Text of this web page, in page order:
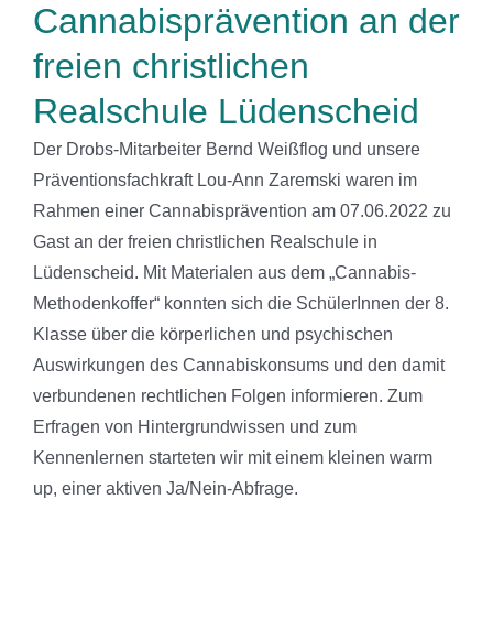
Cannabisprävention an der
freien christlichen
Realschule Lüdenscheid
Der Drobs-Mitarbeiter Bernd Weißflog und unsere
Präventionsfachkraft Lou-Ann Zaremski waren im
Rahmen einer Cannabisprävention am 07.06.2022 zu
Gast an der freien christlichen Realschule in
Lüdenscheid. Mit Materialen aus dem „Cannabis-
Methodenkoffer“ konnten sich die SchülerInnen der 8.
Klasse über die körperlichen und psychischen
Auswirkungen des Cannabiskonsums und den damit
verbundenen rechtlichen Folgen informieren. Zum
Erfragen von Hintergrundwissen und zum
Kennenlernen starteten wir mit einem kleinen warm
up, einer aktiven Ja/Nein-Abfrage.